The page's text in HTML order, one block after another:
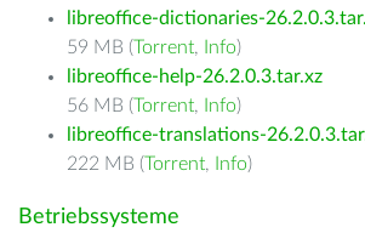
libreoffice-dictionaries-
59 MB (Torrent, Info)
libreoffice-help-26.2.0.3.tar.xz
56 MB (Torrent, Info)
libreoffice-translations-
222 MB (Torrent, Info)
Betriebssysteme